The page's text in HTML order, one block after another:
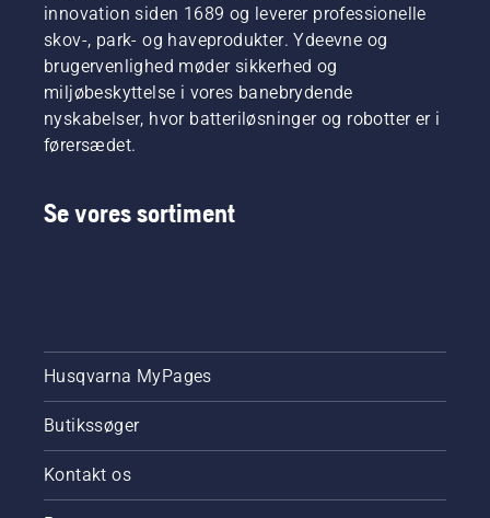
innovation siden 1689 og leverer professionelle
skov-, park- og haveprodukter. Ydeevne og
brugervenlighed møder sikkerhed og
miljøbeskyttelse i vores banebrydende
nyskabelser, hvor batteriløsninger og robotter er i
førersædet.
Se vores sortiment
Husqvarna MyPages
Butikssøger
Kontakt os